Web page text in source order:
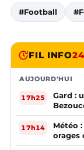
#Football
FIL INFO
AUJOURD'HUI
17h25
Gard :
17h14
Météo
orages